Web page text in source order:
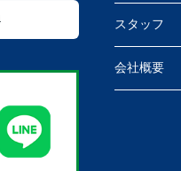
スタッフ
会社概要